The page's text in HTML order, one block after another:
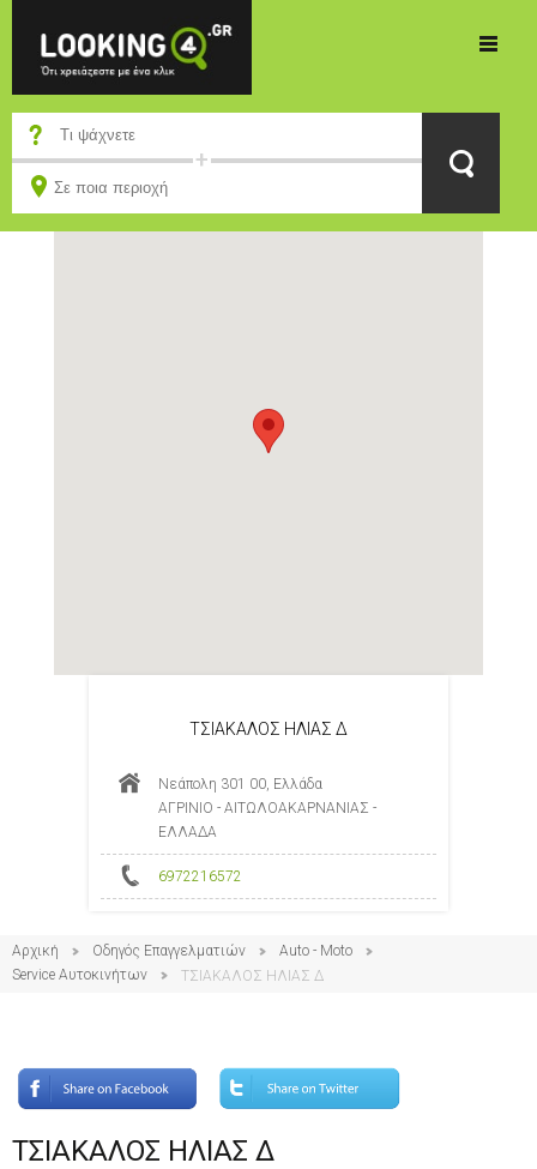
ΤΣΙΑΚΑΛΟΣ ΗΛΙΑΣ Δ
Νεάπολη 301 00, Ελλάδα
ΑΓΡΙΝΙΟ - ΑΙΤΩΛΟΑΚΑΡΝΑΝΙΑΣ -
ΕΛΛΑΔΑ
6972216572
Αρχική Οδηγός Επαγγελματιών
Auto - Moto
Service Αυτοκινήτων
ΤΣΙΑΚΑΛΟΣ ΗΛΙΑΣ Δ
ΤΣΙΑΚΑΛΟΣ ΗΛΙΑΣ Δ